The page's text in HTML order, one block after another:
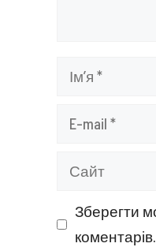
Ім’я
Сайт
Зберегти
коментарів.